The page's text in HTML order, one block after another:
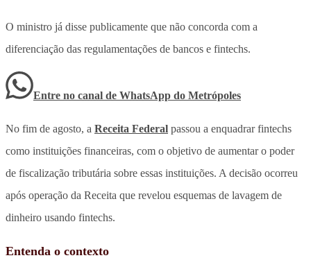
O ministro já disse publicamente que não concorda com a
diferenciação das regulamentações de bancos e fintechs.
Entre no canal de WhatsApp do Metrópoles
No fim de agosto, a Receita Federal passou a enquadrar fintechs
como instituições financeiras, com o objetivo de aumentar o poder
de fiscalização tributária sobre essas instituições. A decisão ocorreu
após operação da Receita que revelou esquemas de lavagem de
dinheiro usando fintechs.
Entenda o contexto